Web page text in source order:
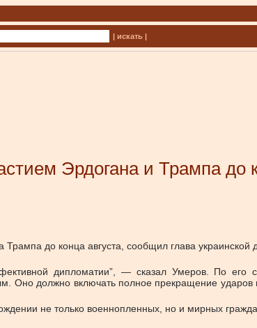
| искать |
Эрдогана и Трампа до
до конца августа, сообщил глава украинской
дипломатии”, — сказал Умеров. По его
Оно должно включать полное прекращение ударов
не только военнопленных, но и мирных